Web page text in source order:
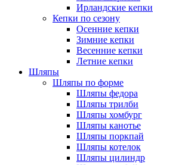
Ирландские кепки
Кепки по сезону
Осенние кепки
Зимние кепки
Весенние кепки
Летние кепки
Шляпы
Шляпы по форме
Шляпы федора
Шляпы трилби
Шляпы хомбург
Шляпы канотье
Шляпы поркпай
Шляпы котелок
Шляпы цилиндр